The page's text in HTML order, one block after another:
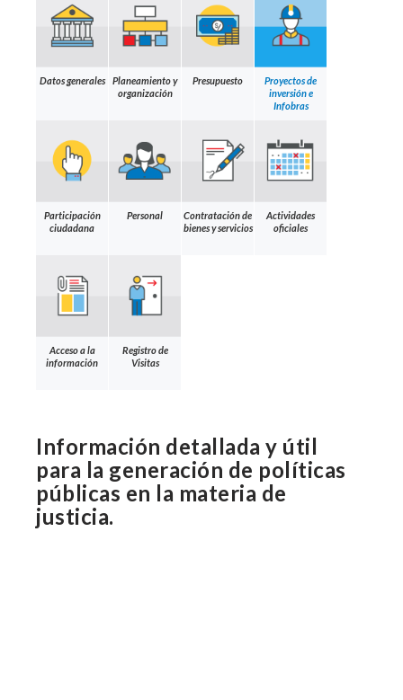
Datos generales
Planeamiento y
organización
Presupuesto
Proyectos de
inversión e
Infobras
Participación
ciudadana
Personal
Contratación de
bienes y servicios
Actividades
oficiales
Acceso a la
información
Registro de
Visitas
Información detallada y útil
para la generación de políticas
públicas en la materia de
justicia.